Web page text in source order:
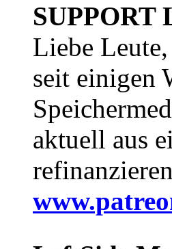
SUPPORT
Liebe
seit einigen
aktuell aus